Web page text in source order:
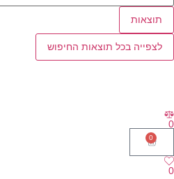
תוצאות
לצפייה בכל תוצאות החיפוש
0
0
0